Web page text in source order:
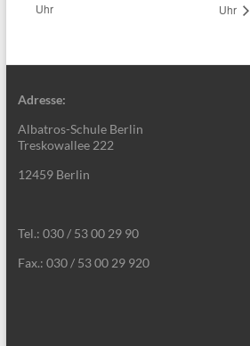
Uhr
Uhr
Adresse:
Albatros-Schule Berlin
Treskowallee 222
12459 Berlin
Tel.: 030 / 53 00 29 90
Fax.: 030 / 53 00 29 920